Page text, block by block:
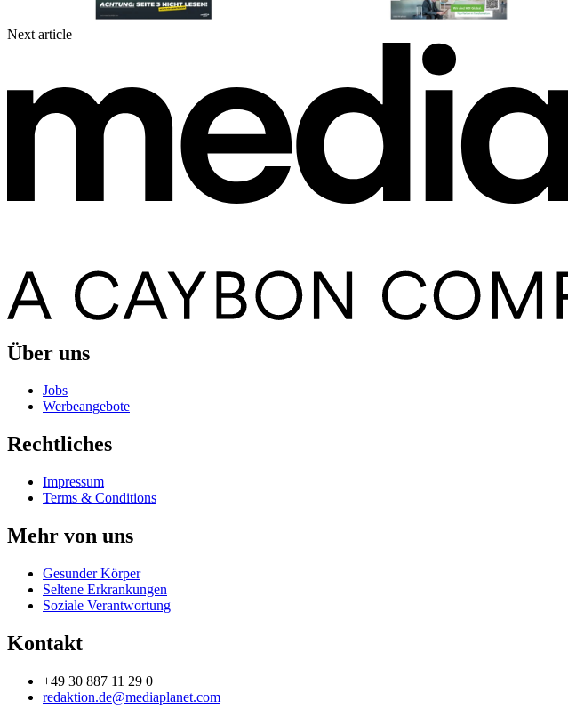
Next article
Über uns
Jobs
Werbeangebote
Rechtliches
Impressum
Terms & Conditions
Mehr von uns
Gesunder Körper
Seltene Erkrankungen
Soziale Verantwortung
Kontakt
+49 30 887 11 29 0
redaktion.de@mediaplanet.com